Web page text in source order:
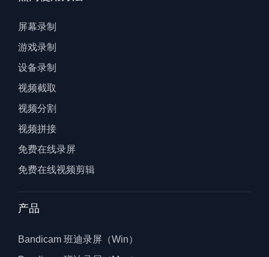
屏幕录制
游戏录制
设备录制
视频截取
视频分割
视频拼接
免费在线录屏
免费在线视频剪辑
产品
Bandicam 班迪录屏（Win）